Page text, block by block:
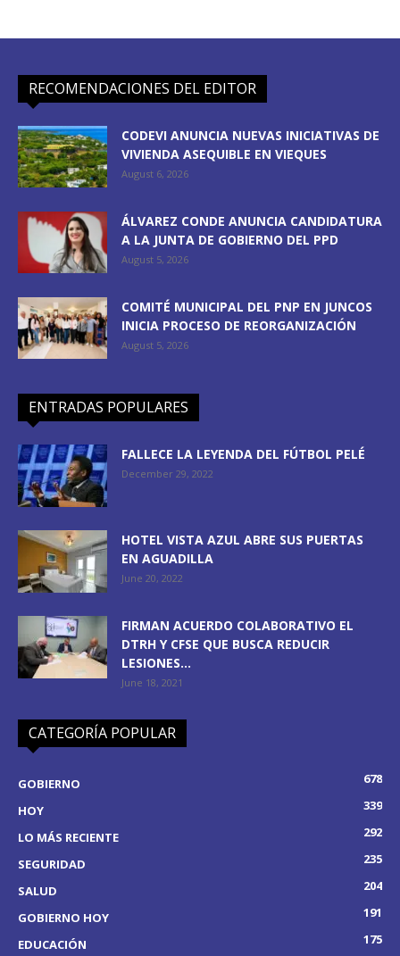
RECOMENDACIONES DEL EDITOR
CODEVI ANUNCIA NUEVAS INICIATIVAS DE
VIVIENDA ASEQUIBLE EN VIEQUES
August 6, 2026
ÁLVAREZ CONDE ANUNCIA CANDIDATURA
A LA JUNTA DE GOBIERNO DEL PPD
August 5, 2026
COMITÉ MUNICIPAL DEL PNP EN JUNCOS
INICIA PROCESO DE REORGANIZACIÓN
August 5, 2026
ENTRADAS POPULARES
FALLECE LA LEYENDA DEL FÚTBOL PELÉ
December 29, 2022
HOTEL VISTA AZUL ABRE SUS PUERTAS
EN AGUADILLA
June 20, 2022
FIRMAN ACUERDO COLABORATIVO EL
DTRH Y CFSE QUE BUSCA REDUCIR
LESIONES...
June 18, 2021
CATEGORÍA POPULAR
GOBIERNO
678
HOY
339
LO MÁS RECIENTE
292
SEGURIDAD
235
SALUD
204
GOBIERNO HOY
191
EDUCACIÓN
175